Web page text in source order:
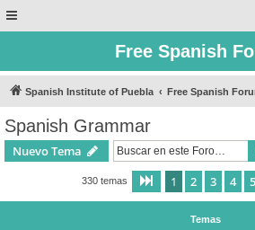
Free Spanish
Spanish Institute of Puebla Free Spanish
Spanish Grammar
Nuevo Tema
330 temas Página de 14
1 2 3 4 5
Temas